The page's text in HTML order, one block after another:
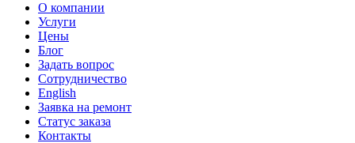
О компании
Услуги
Цены
Блог
Задать вопрос
Сотрудничество
English
Заявка на ремонт
Статус заказа
Контакты